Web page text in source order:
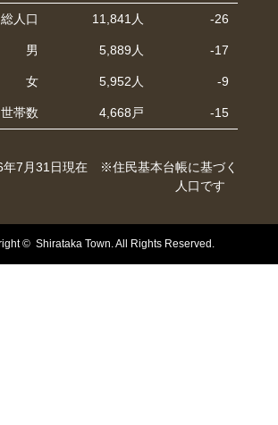
総人口 11,841人 -26
男 5,889人 -17
女 5,952人 -9
世帯数 4,668戸 -15
年7月31日現在 ※住民基本台帳に基づく
人口です
© Shirataka Town. All Rights Reserved.